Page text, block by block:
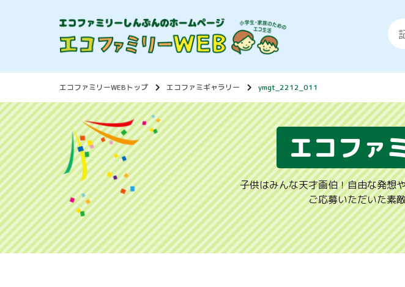
エコファミリーWEBトップ エコファミギャラリー ymgt_2212_011
エコファ
子供はみんな天才画伯！自由な発想
ご応募いただいた素